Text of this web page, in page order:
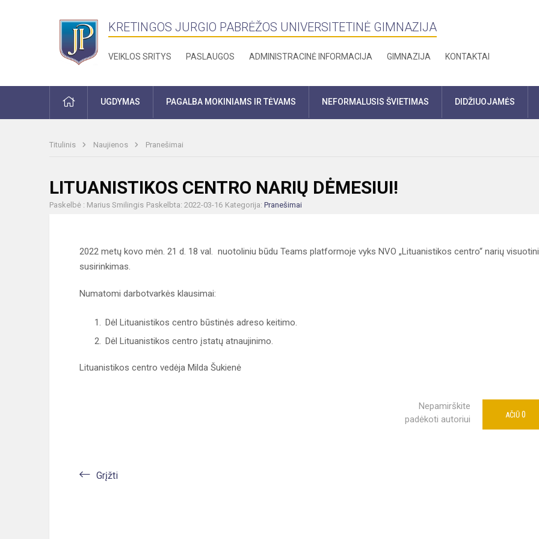
KRETINGOS JURGIO PABRĖŽOS UNIVERSITETINĖ GIMNAZIJA
VEIKLOS SRITYS PASLAUGOS ADMINISTRACINĖ INFORMACIJA GIMNAZIJA KONTAKTAI
PRADŽIAUGDYMAS PAGALBA MOKINIAMS IR TĖVAMS NEFORMALUSIS ŠVIETIMAS DIDŽIUOJAMĖS
Titulinis Naujienos Pranešimai
LITUANISTIKOS CENTRO NARIŲ DĖMESIUI!
Paskelbė : Marius Smilingis Paskelbta: 2022-03-16 Kategorija: Pranešimai
2022 metų kovo mėn. 21 d. 18 val. nuotoliniu būdu Teams platformoje vyks NVO „Lituanistikos centro“ narių
susirinkimas.
Numatomi darbotvarkės klausimai:
Dėl Lituanistikos centro būstinės adreso keitimo.
Dėl Lituanistikos centro įstatų atnaujinimo.
Lituanistikos centro vedėja Milda Šukienė
Nepamirškite
padėkoti autoriui
AČIŪ 0
Grįžti